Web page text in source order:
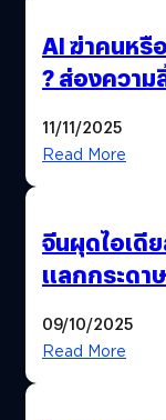
AI ฆ่าคนหรื
? ส่องความ
11/11/2025
Read More
จีนผุดไอเดี
แลกกระดา
09/10/2025
Read More